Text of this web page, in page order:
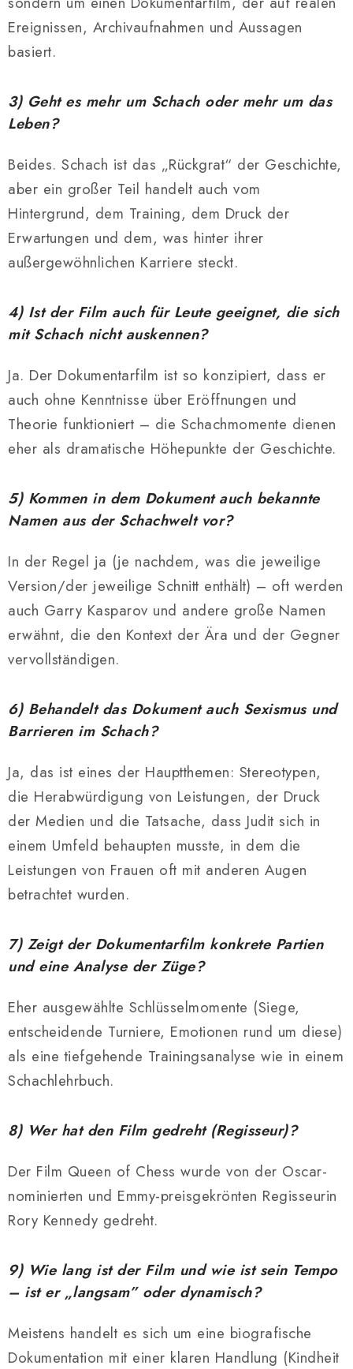
Ereignissen, Archivaufnahmen und Aussagen
basiert.
3) Geht es mehr um Schach oder mehr um das
Leben?
Beides. Schach ist das „Rückgrat“ der Geschichte,
aber ein großer Teil handelt auch vom
Hintergrund, dem Training, dem Druck der
Erwartungen und dem, was hinter ihrer
außergewöhnlichen Karriere steckt.
4) Ist der Film auch für Leute geeignet, die sich
mit Schach nicht auskennen?
Ja. Der Dokumentarfilm ist so konzipiert, dass er
auch ohne Kenntnisse über Eröffnungen und
Theorie funktioniert – die Schachmomente dienen
eher als dramatische Höhepunkte der Geschichte.
5) Kommen in dem Dokument auch bekannte
Namen aus der Schachwelt vor?
In der Regel ja (je nachdem, was die jeweilige
Version/der jeweilige Schnitt enthält) – oft werden
auch Garry Kasparov und andere große Namen
erwähnt, die den Kontext der Ära und der Gegner
vervollständigen.
6) Behandelt das Dokument auch Sexismus und
Barrieren im Schach?
Ja, das ist eines der Hauptthemen: Stereotypen,
die Herabwürdigung von Leistungen, der Druck
der Medien und die Tatsache, dass Judit sich in
einem Umfeld behaupten musste, in dem die
Leistungen von Frauen oft mit anderen Augen
betrachtet wurden.
7) Zeigt der Dokumentarfilm konkrete Partien
und eine Analyse der Züge?
Eher ausgewählte Schlüsselmomente (Siege,
entscheidende Turniere, Emotionen rund um diese)
als eine tiefgehende Trainingsanalyse wie in einem
Schachlehrbuch.
8) Wer hat den Film gedreht (Regisseur)?
Der Film Queen of Chess wurde von der Oscar-
nominierten und Emmy-preisgekrönten Regisseurin
Rory Kennedy gedreht.
9) Wie lang ist der Film und wie ist sein Tempo
– ist er „langsam” oder dynamisch?
Meistens handelt es sich um eine biografische
Dokumentation mit einer klaren Handlung (Kindheit